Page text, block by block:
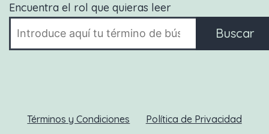
Encuentra el rol que quieras leer
Buscar
Términos y Condiciones Política de Privacidad